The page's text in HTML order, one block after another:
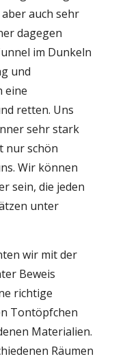
auch sehr
dagegen
im Dunkeln
und
eine
retten. Uns
sehr stark
nur schön
Wir können
sein, die jeden
unter
wir mit der
Beweis
richtige
Tontöpfchen
Materialien.
Räumen